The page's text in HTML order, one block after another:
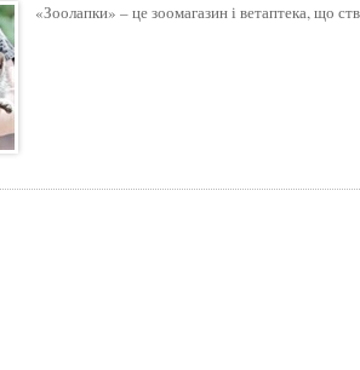
«Зоолапки» – це зоомагазин і ветаптека, що